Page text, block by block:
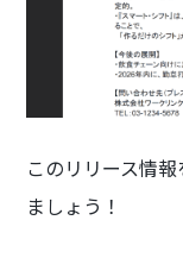
このリリース情
ましょう！